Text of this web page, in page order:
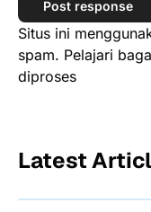
Situs ini
spam. Pelajari
diproses
Latest